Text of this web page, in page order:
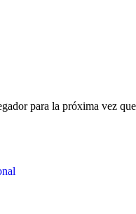
para la próxima vez